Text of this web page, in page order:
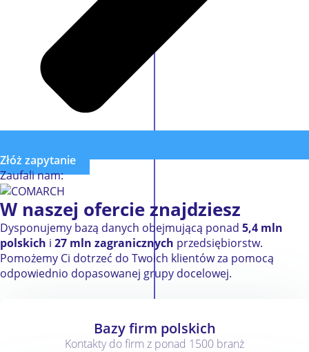
Złóż zapytanie
Zaufali nam:
W naszej ofercie znajdziesz
Dysponujemy bazą danych obejmującą ponad 5,4 mln
polskich i 27 mln zagranicznych przedsiębiorstw.
Pomożemy Ci dotrzeć do Twoich klientów za pomocą
odpowiednio dopasowanej grupy docelowej.
Bazy firm polskich
Kontakty do firm z ponad 1500 branż